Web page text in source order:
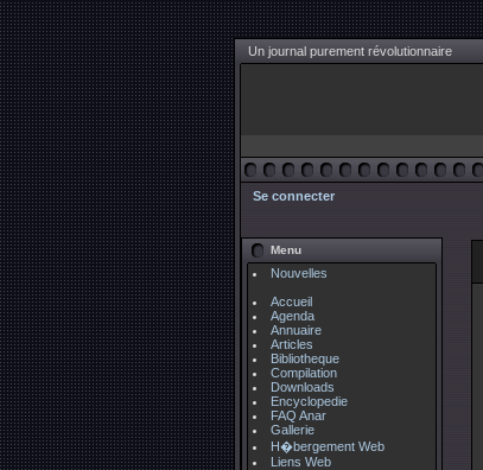
Un journal purement révolutionnaire
Se connecter
Menu
Nouvelles
Accueil
Agenda
Annuaire
Articles
Bibliotheque
Compilation
Downloads
Encyclopedie
FAQ Anar
Gallerie
H�bergement Web
Liens Web